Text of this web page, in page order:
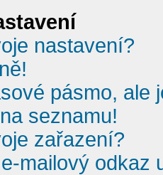
nastavení?
pásmo, ale
seznamu!
zařazení?
mailový odkaz